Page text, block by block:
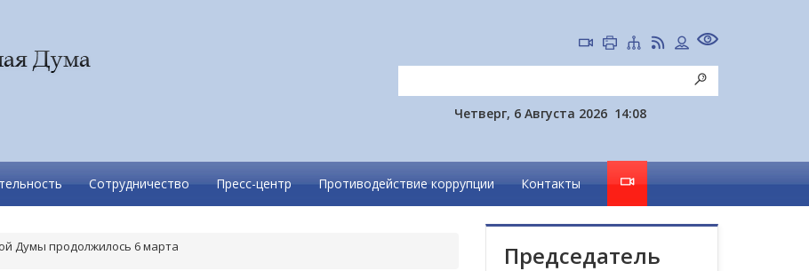
Четверг, 6 Августа 2026 14:08
Сотрудничество Пресс-центр Противодействие коррупции Контакты
Думы продолжилось 6 марта Председатель